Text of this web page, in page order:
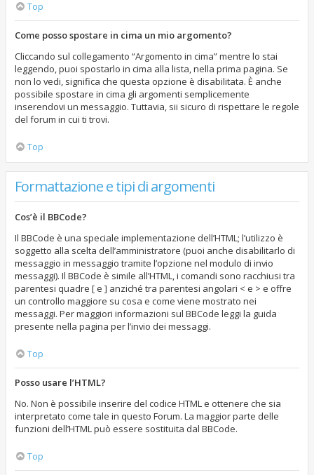
Top
Come posso spostare in cima un mio argomento?
Cliccando sul collegamento “Argomento in cima” mentre lo stai
leggendo, puoi spostarlo in cima alla lista, nella prima pagina. Se
non lo vedi, significa che questa opzione è disabilitata. È anche
possibile spostare in cima gli argomenti semplicemente
inserendovi un messaggio. Tuttavia, sii sicuro di rispettare le regole
del forum in cui ti trovi.
Top
Formattazione e tipi di argomenti
Cos’è il BBCode?
Il BBCode è una speciale implementazione dell’HTML; l’utilizzo è
soggetto alla scelta dell’amministratore (puoi anche disabilitarlo di
messaggio in messaggio tramite l’opzione nel modulo di invio
messaggi). Il BBCode è simile all’HTML, i comandi sono racchiusi tra
parentesi quadre [ e ] anziché tra parentesi angolari < e > e offre
un controllo maggiore su cosa e come viene mostrato nei
messaggi. Per maggiori informazioni sul BBCode leggi la guida
presente nella pagina per l’invio dei messaggi.
Top
Posso usare l’HTML?
No. Non è possibile inserire del codice HTML e ottenere che sia
interpretato come tale in questo Forum. La maggior parte delle
funzioni dell’HTML può essere sostituita dal BBCode.
Top